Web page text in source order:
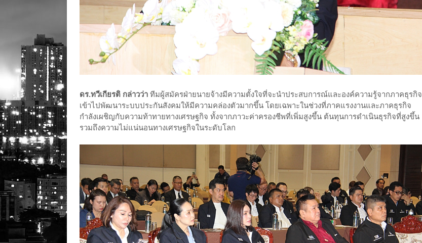
ดร.ทวีเกียรติ กล่าวว่า ทีมผู้สมัครฝ่ายนายจ้างมีความตั้งใจที่จะนำประสบการณ์และองค์ความรู้จากภาคธุรกิจ
เข้าไปพัฒนาระบบประกันสังคมให้มีความคล่องตัวมากขึ้น โดยเฉพาะในช่วงที่ภาคแรงงานและภาคธุรกิจ
กำลังเผชิญกับความท้าทายทางเศรษฐกิจ ทั้งจากภาวะค่าครองชีพที่เพิ่มสูงขึ้น ต้นทุนการดำเนินธุรกิจที่สูงขึ้น
รวมถึงความไม่แน่นอนทางเศรษฐกิจในระดับโลก